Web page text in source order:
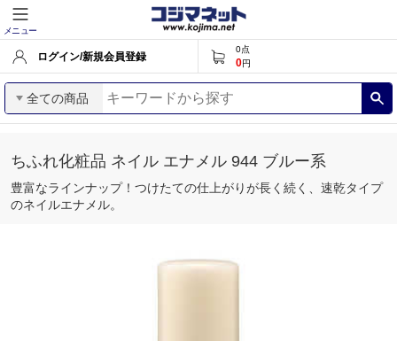
メニュー
ログイン/新規会員登録
0点
0円
全ての商品
ちふれ化粧品 ネイル エナメル 944 ブルー系
豊富なラインナップ！つけたての仕上がりが長く続く、速乾タイプ
のネイルエナメル。